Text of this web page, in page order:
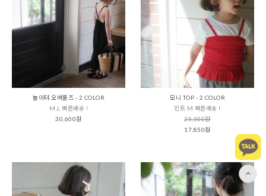
놀이터 오버롤즈 - 2 COLOR
M,L 빠른배송 !
30,600원
모니 TOP - 2 COLOR
민트 M 빠른배송 !
25,500원
17,850원